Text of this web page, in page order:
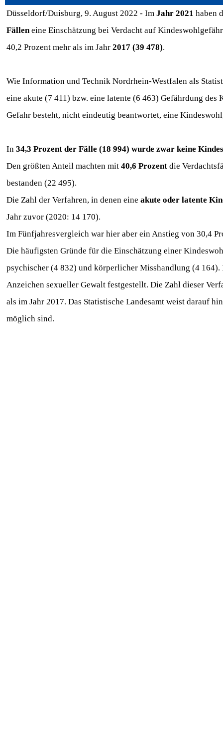
Düsseldorf/Duisburg, 9. August 2022 - Im Jahr 2021 haben
Fälleneine Einschätzung bei Verdacht auf
40,2 Prozent mehr als im Jahr 2017 (39 478).
Wie Information und Technik Nordrhein-Westfalen als
eine akute (7 411) bzw. eine latente (6 463) Gefährdung
Gefahr besteht, nicht eindeutig beantwortet, eine
In 34,3 Prozent der Fälle (18 994) wurde zwar keine
Den größten Anteil machten mit 40,6 Prozent die
bestanden (22 495).
Die Zahl der Verfahren, in denen eine akute oder latente
Jahr zuvor (2020: 14 170).
Im Fünfjahresvergleich war hier aber ein Anstieg von 30,4
Die häufigsten Gründe für die Einschätzung einer
psychischer (4 832) und körperlicher Misshandlung (4
Anzeichen sexueller Gewalt festgestellt. Die Zahl dieser
als im Jahr 2017. Das Statistische Landesamt weist darauf
möglich sind.